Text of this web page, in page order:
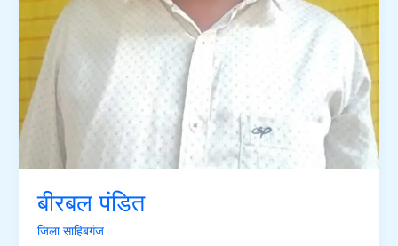
बीरबल पंडित
जिला साहिबगंज